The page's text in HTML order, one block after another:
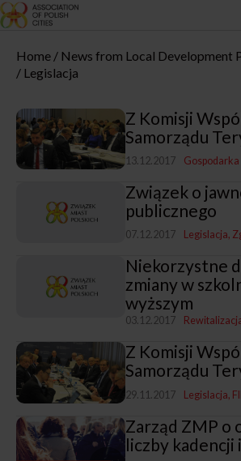
Home
News from Local Development
Legislacja
Z Komisji
Samorządu
13.12.2017
Związek o
publicznego
07.12.2017 Legislacja
Niekorzystne
zmiany w
wyższym
03.12.2017
Z Komisji
Samorządu
29.11.2017 Legislacja
Zarząd ZMP o
liczby kadencji